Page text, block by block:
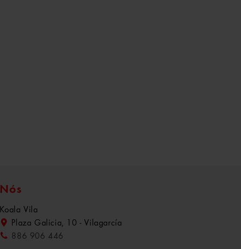
Nós
Koala Vila
Plaza Galicia, 10 - Vilagarcía
886 906 446